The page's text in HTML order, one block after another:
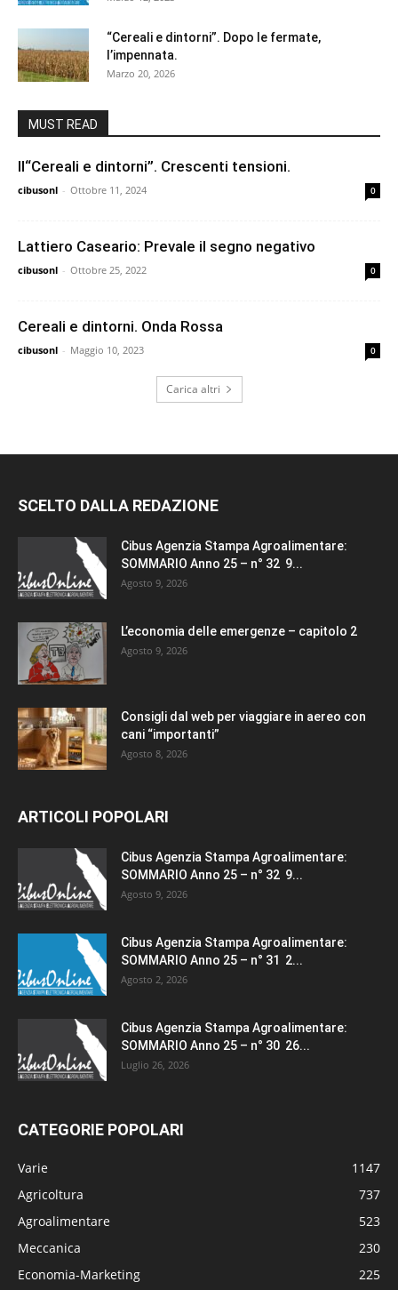
“Cereali e dintorni”. Dopo le fermate,
l’impennata.
Marzo 20, 2026
MUST READ
Il“Cereali e dintorni”. Crescenti tensioni.
cibusonl - Ottobre 11, 2024 0
Lattiero Caseario: Prevale il segno negativo
cibusonl - Ottobre 25, 2022 0
Cereali e dintorni. Onda Rossa
cibusonl - Maggio 10, 2023 0
Carica altri
SCELTO DALLA REDAZIONE
Cibus Agenzia Stampa Agroalimentare:
SOMMARIO Anno 25 – n° 32 9...
Agosto 9, 2026
L’economia delle emergenze – capitolo 2
Agosto 9, 2026
Consigli dal web per viaggiare in aereo con
cani “importanti”
Agosto 8, 2026
ARTICOLI POPOLARI
Cibus Agenzia Stampa Agroalimentare:
SOMMARIO Anno 25 – n° 32 9...
Agosto 9, 2026
Cibus Agenzia Stampa Agroalimentare:
SOMMARIO Anno 25 – n° 31 2...
Agosto 2, 2026
Cibus Agenzia Stampa Agroalimentare:
SOMMARIO Anno 25 – n° 30 26...
Luglio 26, 2026
CATEGORIE POPOLARI
Varie
1147
Agricoltura
737
Agroalimentare
523
Meccanica
230
Economia-Marketing
225